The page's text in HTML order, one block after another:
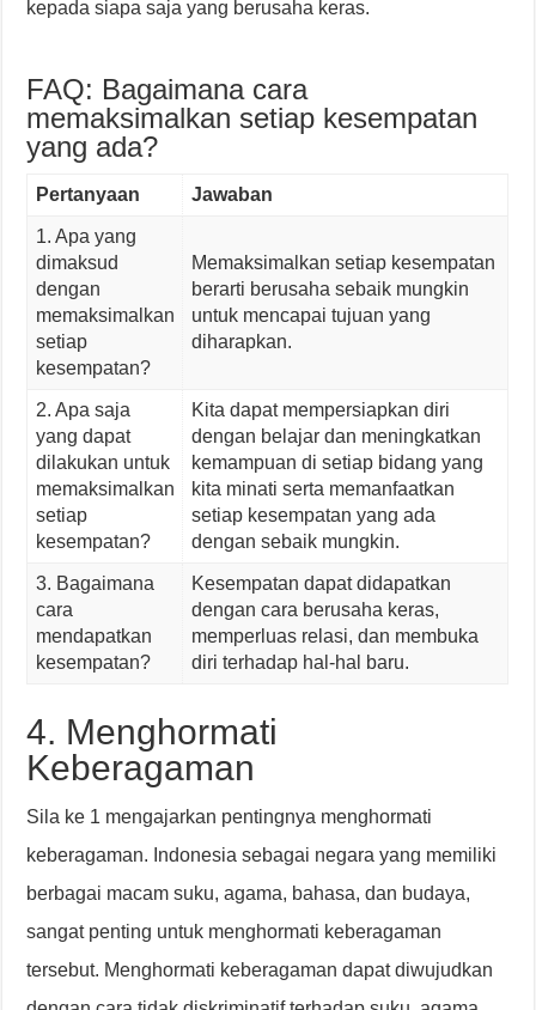
kepada siapa saja yang berusaha keras.
FAQ: Bagaimana cara
memaksimalkan setiap kesempatan
yang ada?
Pertanyaan Jawaban
1. Apa yang
dimaksud
dengan
memaksimalkan
setiap
kesempatan?
Memaksimalkan setiap kesempatan
berarti berusaha sebaik mungkin
untuk mencapai tujuan yang
diharapkan.
2. Apa saja
yang dapat
dilakukan untuk
memaksimalkan
setiap
kesempatan?
Kita dapat mempersiapkan diri
dengan belajar dan meningkatkan
kemampuan di setiap bidang yang
kita minati serta memanfaatkan
setiap kesempatan yang ada
dengan sebaik mungkin.
3. Bagaimana
cara
mendapatkan
kesempatan?
Kesempatan dapat didapatkan
dengan cara berusaha keras,
memperluas relasi, dan membuka
diri terhadap hal-hal baru.
4. Menghormati
Keberagaman
Sila ke 1 mengajarkan pentingnya menghormati
keberagaman. Indonesia sebagai negara yang memiliki
berbagai macam suku, agama, bahasa, dan budaya,
sangat penting untuk menghormati keberagaman
tersebut. Menghormati keberagaman dapat diwujudkan